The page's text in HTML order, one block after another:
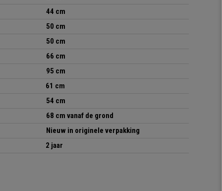
44 cm
50 cm
50 cm
66 cm
95 cm
61 cm
54 cm
68 cm vanaf de grond
Nieuw in originele verpakking
2 jaar